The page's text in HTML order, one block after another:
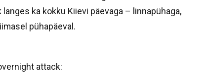
ka kokku Kiievi päevaga – linnapühaga,
pühapäeval.
attack: